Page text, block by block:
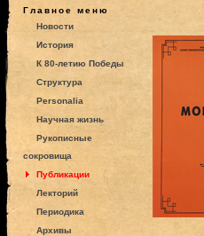
Главное меню
Новости
История
К 80-летию Победы
Структура
Personalia
Научная жизнь
Рукописные
сокровища
Публикации
Лекторий
Периодика
Архивы